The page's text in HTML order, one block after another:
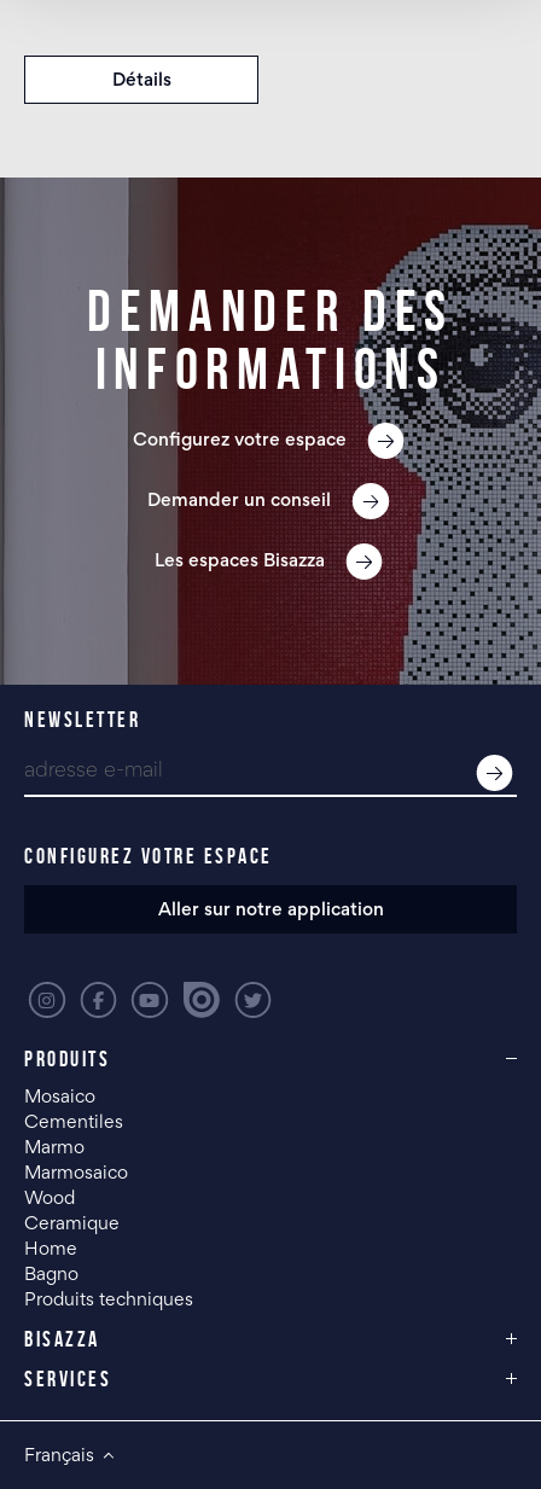
Détails
Demander des
informations
Configurez votre espace
Demander un conseil
Les espaces Bisazza
PRODUITS
Mosaico
Cementiles
Marmo
Marmosaico
Wood
Ceramique
Home
Bagno
Produits techniques
BISAZZA
SERVICES
NEWSLETTER
CONFIGUREZ VOTRE ESPACE
Aller sur notre application
Français